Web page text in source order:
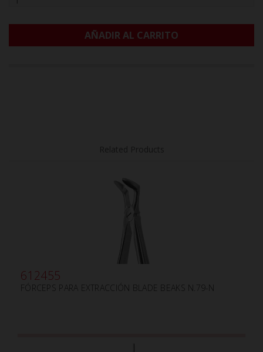
AÑADIR AL CARRITO
612455
FÓRCEPS PARA EXTRACCIÓN BLADE BEAKS N.79-N